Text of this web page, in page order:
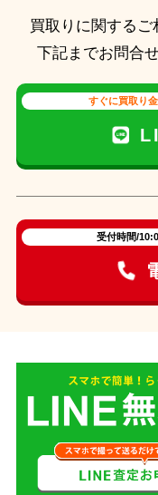
買取りに関するご
下記までお問合
すぐに買取り
受付時間/